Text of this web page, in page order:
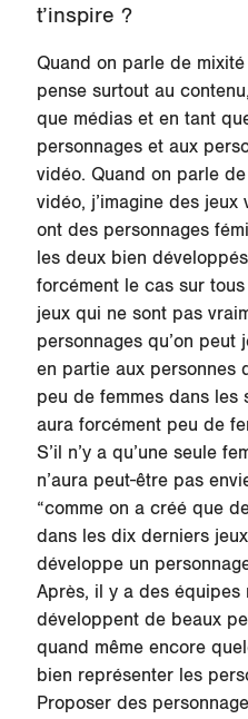
t’inspire ?
Quand on parle de
pense surtout au
que médias et en tant
personnages et aux
vidéo. Quand on parle
vidéo, j’imagine des
ont des personnages
les deux bien
forcément le cas sur
jeux qui ne sont pas
personnages qu’on peut
en partie aux personnes
peu de femmes dans les
aura forcément peu de
S’il n’y a qu’une seule
n’aura peut-être pas
“comme on a créé que
dans les dix derniers
développe un
Après, il y a des équipes
développent de beaux
quand même encore
bien représenter les
Proposer des